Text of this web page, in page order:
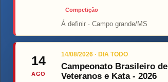
Competição
Á definir · Campo grande/MS
14
AGO
14/08/2026 · DIA TODO
Campeonato Brasileiro de
Veteranos e Kata - 2026